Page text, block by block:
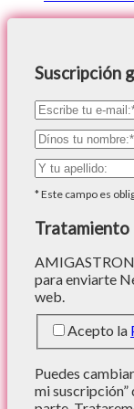
Suscripción
*Este campo es
Tratamiento
para enviarte
web.
Acepto la
Puedes
mi suscripción”